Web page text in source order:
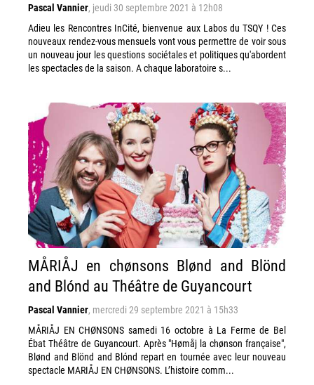
Pascal Vannier, jeudi 30 septembre 2021 à 12h08
Adieu les Rencontres InCité, bienvenue aux Labos du TSQY ! Ces
nouveaux rendez-vous mensuels vont vous permettre de voir sous
un nouveau jour les questions sociétales et politiques qu'abordent
les spectacles de la saison. A chaque laboratoire s...
MÅRIÅJ en chønsons Blønd and Blönd
and Blónd au Théâtre de Guyancourt
Pascal Vannier, mercredi 29 septembre 2021 à 15h33
MÅRIÅJ EN CHØNSONS samedi 16 octobre à La Ferme de Bel
Ébat Théâtre de Guyancourt. Après "Hømåj la chønson française",
Blønd and Blönd and Blónd repart en tournée avec leur nouveau
spectacle MARIÅJ EN CHØNSONS. L’histoire comm...